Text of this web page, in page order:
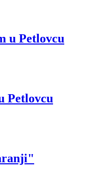
u Petlovcu
Petlovcu